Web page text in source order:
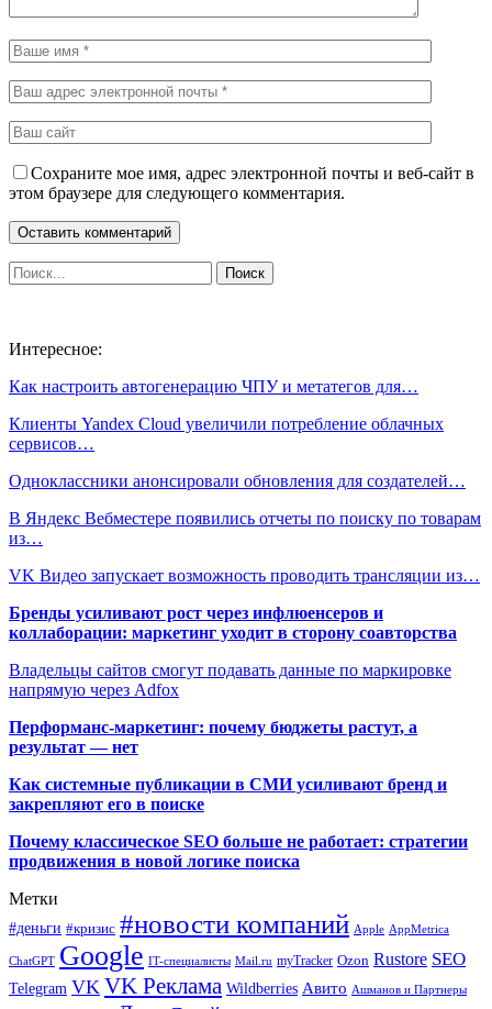
Сохраните мое имя, адрес электронной почты и веб-сайт в
этом браузере для следующего комментария.
Интересное:
Как настроить автогенерацию ЧПУ и метатегов для…
Клиенты Yandex Cloud увеличили потребление облачных
сервисов…
Одноклассники анонсировали обновления для создателей…
В Яндекс Вебместере появились отчеты по поиску по товарам
из…
VK Видео запускает возможность проводить трансляции из…
Бренды усиливают рост через инфлюенсеров и
коллаборации: маркетинг уходит в сторону соавторства
Владельцы сайтов смогут подавать данные по маркировке
напрямую через Adfox
Перформанс-маркетинг: почему бюджеты растут, а
результат — нет
Как системные публикации в СМИ усиливают бренд и
закрепляют его в поиске
Почему классическое SEO больше не работает: стратегии
продвижения в новой логике поиска
Метки
#деньги #кризис #новости компаний Apple AppMetrica
ChatGPT Google IT-специалисты Mail.ru myTracker Ozon Rustore SEO
Telegram VK VK Реклама Wildberries Авито Ашманов и Партнеры